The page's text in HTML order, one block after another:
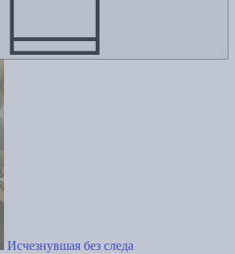
Исчезнувшая без следа